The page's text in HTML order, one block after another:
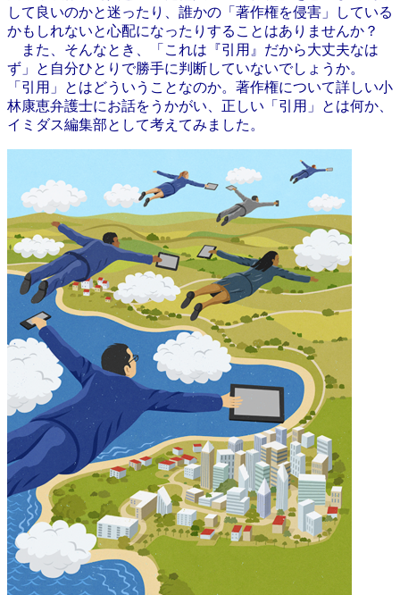
して良いのかと迷ったり、誰かの「著作権を侵害」している
かもしれないと心配になったりすることはありませんか？
また、そんなとき、「これは『引用』だから大丈夫なは
ず」と自分ひとりで勝手に判断していないでしょうか。
「引用」とはどういうことなのか。著作権について詳しい小
林康恵弁護士にお話をうかがい、正しい「引用」とは何か、
イミダス編集部として考えてみました。